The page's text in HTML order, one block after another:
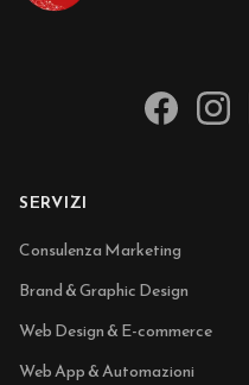
SERVIZI
Consulenza Marketing
Brand & Graphic Design
Web Design & E-commerce
Web App & Automazioni